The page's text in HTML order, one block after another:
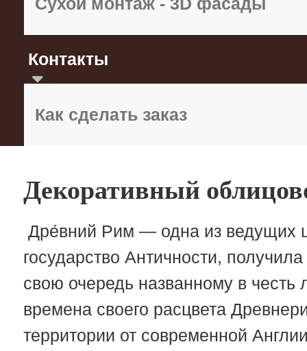
Контакты
Как сделать заказ
Декоративный
Дре́вний Рим — одна из ведущих
государство Античности,
свою очередь названному в
времена своего расцвета
территории от современной